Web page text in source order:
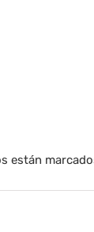
están